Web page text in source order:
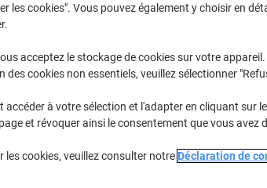
1Paquet €7,79
3+Paquets €7,29 -6%
En stock Livraison 2-3 jours
les cookies". Vous pouvez également y choisir en
acceptez le stockage de cookies sur votre appareil.
cookies non essentiels, veuillez sélectionner
à votre sélection et l'adapter en cliquant sur le
et révoquer ainsi le consentement que vous avez
cookies, veuillez consulter notre Déclaration de